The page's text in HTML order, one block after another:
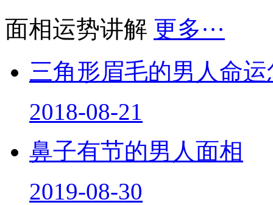
面相运势讲解 更多···
三角形眉毛的男人命
2018-08-21
鼻子有节的男人面相
2019-08-30